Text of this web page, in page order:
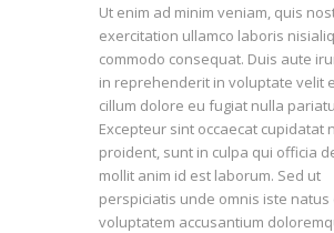
Ut enim ad minim veniam, quis
exercitation ullamco laboris
commodo consequat. Duis aute
in reprehenderit in voluptate velit
cillum dolore eu fugiat nulla
Excepteur sint occaecat cupidatat
proident, sunt in culpa qui officia
mollit anim id est laborum. Sed ut
perspiciatis unde omnis iste
voluptatem accusantium